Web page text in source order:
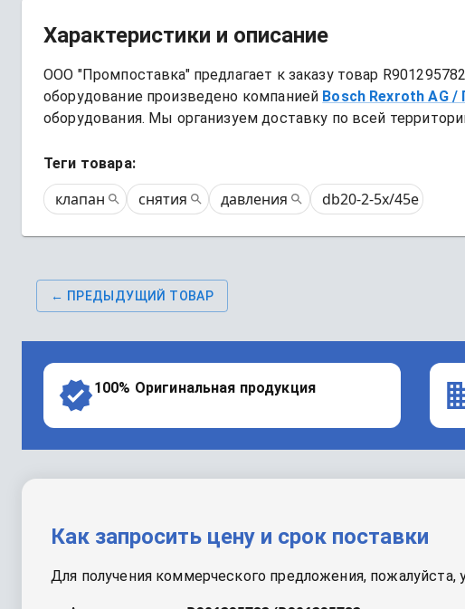
Характеристики и описание
ООО "Промпоставка" предлагает к заказу товар
оборудование произведено компанией Bosch Rexroth AG /
оборудования. Мы организуем доставку по всей
Теги товара:
клапан снятия давления db20-2-5x/45e
← ПРЕДЫДУЩИЙ ТОВАР
100% Оригинальная продукция
Как запросить цену и срок поставки
Для получения коммерческого предложения, пожалуйста,